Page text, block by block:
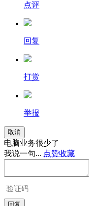
点评
回复
打赏
举报
取消
电脑业务很少了
我说一句... 点赞收藏